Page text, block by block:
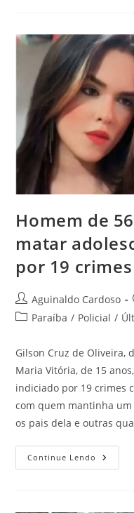
Homem de
matar
por 19
Aguinaldo Cardoso
Paraíba / Policial /
Gilson Cruz de Oliveira,
Maria Vitória, de 15
indiciado por 19 crimes
com quem mantinha
os pais dela e outras
Continue Lendo